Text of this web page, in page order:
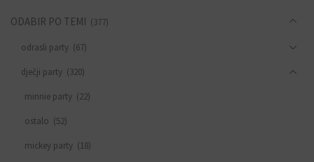
ODABIR PO TEMI (377)
odrasli party (67)
dječji party (320)
minnie party (22)
ostalo (52)
mickey party (18)